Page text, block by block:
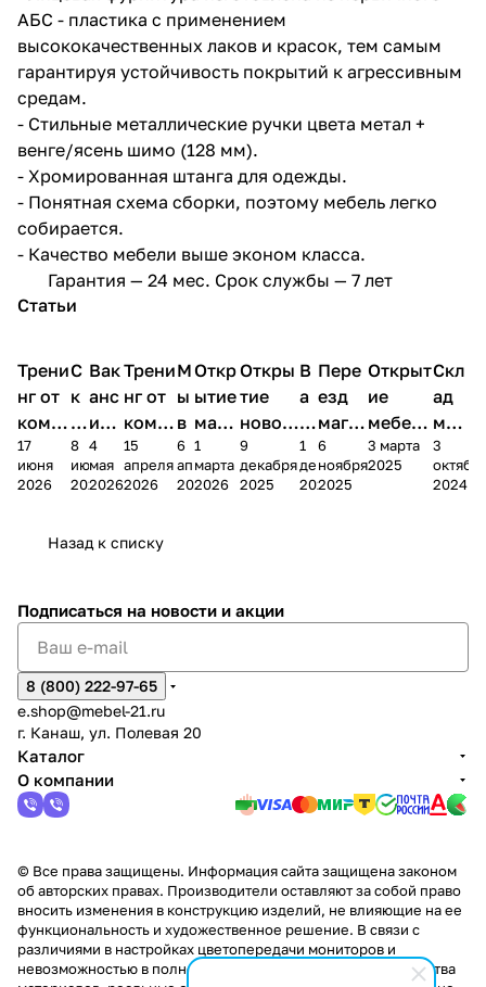
АБС - пластика с применением
высококачественных лаков и красок, тем самым
гарантируя устойчивость покрытий к агрессивным
средам.
- Стильные металлические ручки цвета метал +
венге/ясень шимо (128 мм).
- Хромированная штанга для одежды.
- Понятная схема сборки, поэтому мебель легко
собирается.
- Качество мебели выше эконом класса.
Гарантия — 24 мес. Срок службы — 7 лет
Статьи
Трени
нг от
комп
ании
Мело
17
июня
2026
С
к
и
д
к
2
8
июня
2026
Вак
анс
ия в
Чеб
окс
4
мая
2026
Трени
нг от
комп
ании
Мело
15
апреля
2026
М
ы
в
М
А
6
апреля
2026
Откр
ытие
мага
зина
в
1
марта
2026
Откры
тие
новог
о
магаз
9
декабря
2025
В
а
к
а
н
1
декабря
2025
Пере
езд
магаз
ина в
г.
6
ноября
2025
Открыт
ие
мебель
ного
салона
3 марта
2025
Скл
ад
меб
ели
пер
3
2024
Назад к списку
Подписаться на новости и акции
8 (800) 222-97-65
e.shop@mebel-21.ru
г. Канаш, ул. Полевая 20
Каталог
О компании
© Все права защищены. Информация сайта защищена законом
об авторских правах. Производители оставляют за собой право
вносить изменения в конструкцию изделий, не влияющие на ее
функциональность и художественное решение. В связи с
различиями в настройках цветопередачи мониторов и
невозможностью в полной мере передать некоторые свойства